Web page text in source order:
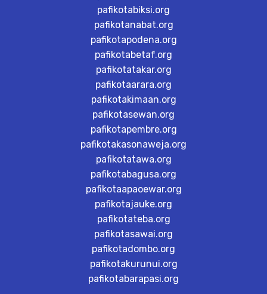
pafikotabiksi.org
pafikotanabat.org
pafikotapodena.org
pafikotabetaf.org
pafikotatakar.org
pafikotaarara.org
pafikotakimaan.org
pafikotasewan.org
pafikotapembre.org
pafikotakasonaweja.org
pafikotatawa.org
pafikotabagusa.org
pafikotaapaoewar.org
pafikotajauke.org
pafikotateba.org
pafikotasawai.org
pafikotadombo.org
pafikotakurunui.org
pafikotabarapasi.org